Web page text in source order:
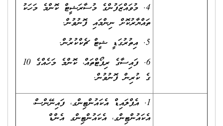
4. މުވައްޒަފުންގެ މުސާރަޝީޓް ކޮންމެ މަހަކު
ތައްޔާރުކޮށް ނިންމައި ފޮނުވުން.
5. އިތުރުގަޑީ ޝީޓް ޗެކްކުރުން.
6. ފައިސާގެ ރިޕޯޓްތައް، ކޮންމެ މަހެއްގެ 10
ގެ ކުރިން ފޮނުވުން.
1. އެޕްލައިޑް އެކައުންޓިންގ، ފައިނޭންސް،
އެކައުންޓިންގ، އެކައުންޓިންގ އެންޑް